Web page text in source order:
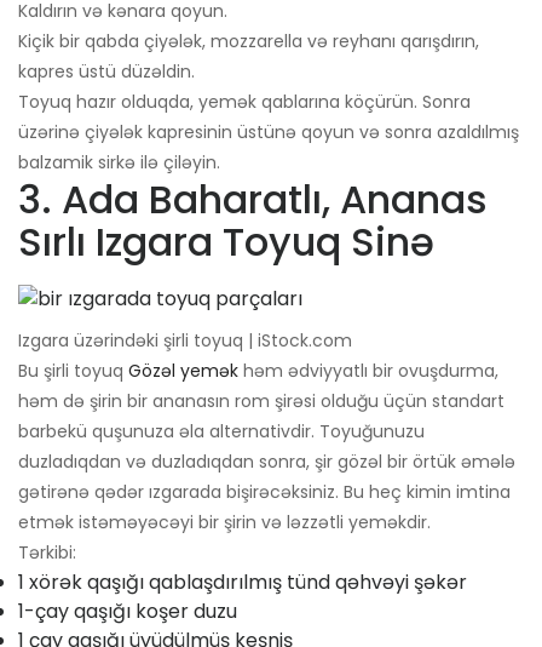
Kaldırın və kənara qoyun.
Kiçik bir qabda çiyələk, mozzarella və reyhanı qarışdırın,
kapres üstü düzəldin.
Toyuq hazır olduqda, yemək qablarına köçürün. Sonra
üzərinə çiyələk kapresinin üstünə qoyun və sonra azaldılmış
balzamik sirkə ilə çiləyin.
3. Ada Baharatlı, Ananas
Sırlı Izgara Toyuq Sinə
Izgara üzərindəki şirli toyuq | iStock.com
Bu şirli toyuq Gözəl yemək həm ədviyyatlı bir ovuşdurma,
həm də şirin bir ananasın rom şirəsi olduğu üçün standart
barbekü quşunuza əla alternativdir. Toyuğunuzu
duzladıqdan və duzladıqdan sonra, şir gözəl bir örtük əmələ
gətirənə qədər ızgarada bişirəcəksiniz. Bu heç kimin imtina
etmək istəməyəcəyi bir şirin və ləzzətli yeməkdir.
Tərkibi:
1 xörək qaşığı qablaşdırılmış tünd qəhvəyi şəkər
1-çay qaşığı koşer duzu
1 çay qaşığı üyüdülmüş keşniş